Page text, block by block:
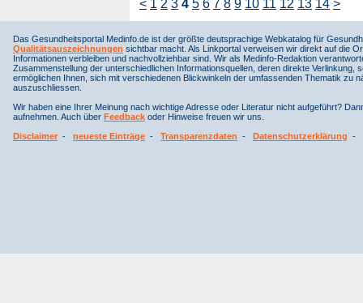
< 1 2 3 4 5 6 7 8 9 10 11 12 13 14 >
Das Gesundheitsportal Medinfo.de ist der größte deutsprachige Webkatalog für
Qualitätsauszeichnungen sichtbar macht. Als Linkportal verweisen wir direkt auf die
Informationen verbleiben und nachvollziehbar sind. Wir als Medinfo-Redaktion
Zusammenstellung der unterschiedlichen Informationsquellen, deren direkte
ermöglichen Ihnen, sich mit verschiedenen Blickwinkeln der umfassenden Thematik
auszuschliessen.
Wir haben eine Ihrer Meinung nach wichtige Adresse oder Literatur nicht aufgeführt?
aufnehmen. Auch über Feedback oder Hinweise freuen wir uns.
Disclaimer - neueste Einträge - Transparenzdaten - Datenschutzerklärung -